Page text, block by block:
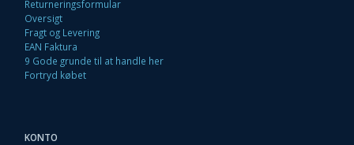
Returneringsformular
Oversigt
Fragt og Levering
EAN Faktura
9 Gode grunde til at handle her
Fortryd købet
KONTO